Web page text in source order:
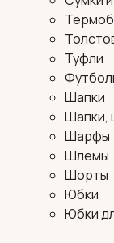
Туфли
Шапки
Шапки,
Шарфы
Шлемы
Шорты
Юбки
Юбки